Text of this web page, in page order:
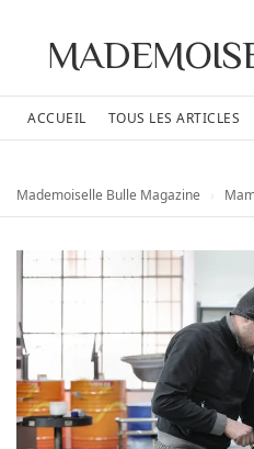
ACCUEIL TOUS LES ARTICLES
Mademoiselle Bulle Magazine